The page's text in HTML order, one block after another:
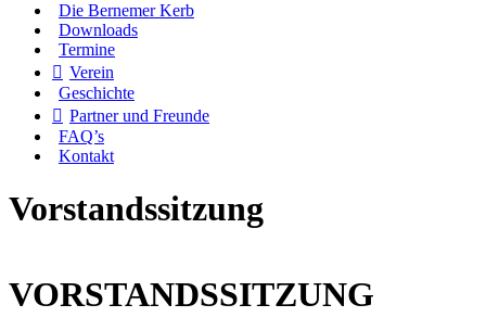
Die Bernemer Kerb
Downloads
Termine
Verein
Geschichte
Partner und Freunde
FAQ’s
Kontakt
Vorstandssitzung
VORSTANDSSITZUNG